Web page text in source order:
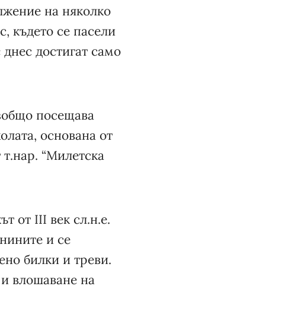
на няколко
където се пасели
достигат само
посещава
основана от
“Милетска
от III век сл.н.е.
и се
билки и треви.
влошаване на